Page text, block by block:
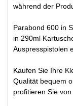
während der
Parabond 600 in
in 290ml
Auspresspistolen
Kaufen Sie Ihre
Qualität bequem
profitieren Sie